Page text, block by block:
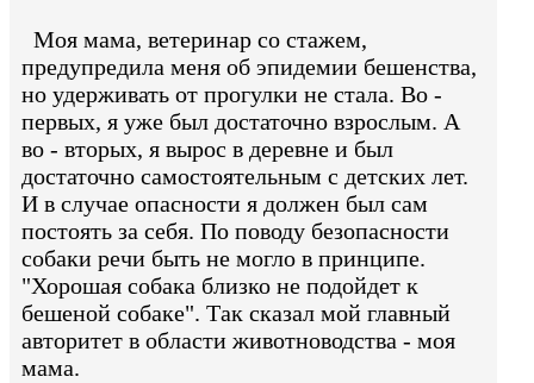
Моя мама, ветеринар со стажем,
предупредила меня об эпидемии бешенства,
но удерживать от прогулки не стала. Во -
первых, я уже был достаточно взрослым. А
во - вторых, я вырос в деревне и был
достаточно самостоятельным с детских лет.
И в случае опасности я должен был сам
постоять за себя. По поводу безопасности
собаки речи быть не могло в принципе.
"Хорошая собака близко не подойдет к
бешеной собаке". Так сказал мой главный
авторитет в области животноводства - моя
мама.